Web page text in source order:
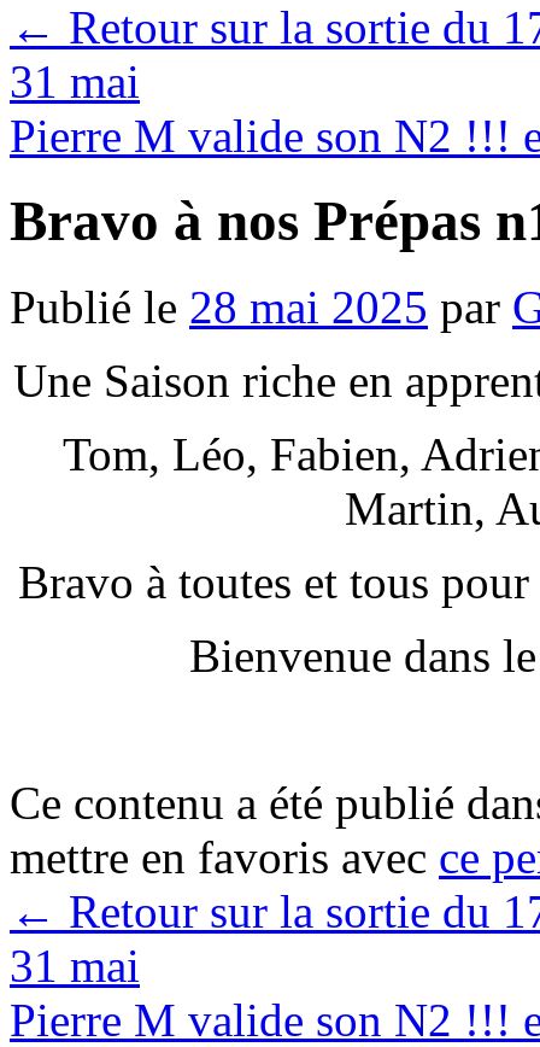
← Retour sur la sortie du
31 mai
Pierre M valide son N2 !!!
Bravo à nos Prépas
Publié le 28 mai 2025 par
Une Saison riche en
Tom, Léo, Fabien,
Martin,
Bravo à toutes et tous
Bienvenue dans
Ce contenu a été publié
mettre en favoris avec ce
← Retour sur la sortie du
31 mai
Pierre M valide son N2 !!!